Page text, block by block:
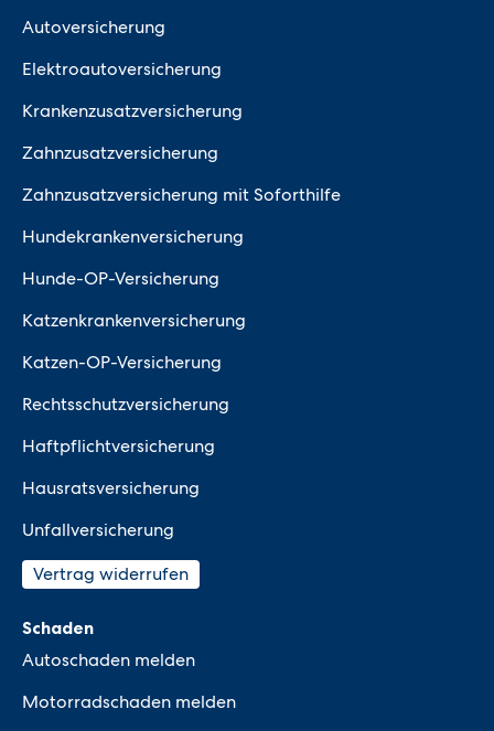
Autoversicherung
Elektroautoversicherung
Krankenzusatzversicherung
Zahnzusatzversicherung
Zahnzusatzversicherung mit Soforthilfe
Hundekrankenversicherung
Hunde-OP-Versicherung
Katzenkrankenversicherung
Katzen-OP-Versicherung
Rechtsschutzversicherung
Haftpflichtversicherung
Hausratsversicherung
Unfallversicherung
Vertrag widerrufen
Schaden
Autoschaden melden
Motorradschaden melden